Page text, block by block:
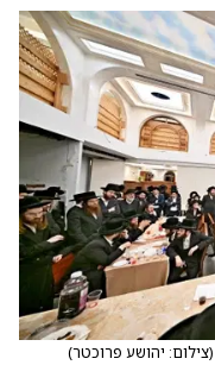
(צילום: יהושע פרוכטר)